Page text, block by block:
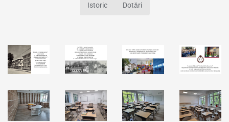
Istoric Dotări